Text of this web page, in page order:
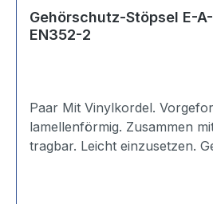
Gehörschutz-Stöpsel E-
EN352-2
Paar Mit Vinylkordel. Vorgeformt und
lamellenförmig. Zusammen mit anderer PSA
tragbar. Leicht einzusetzen. Gewicht: ca. 4 g.